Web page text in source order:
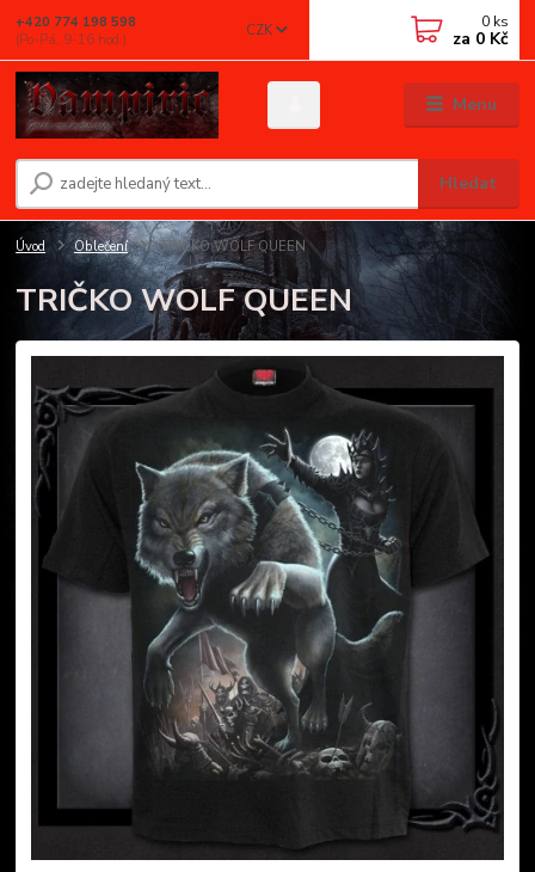
Menu
CZK
Hledat
+420 774 198 598
(Po-Pá, 9-16 hod.)
0 ks
za 0 Kč
Úvod Oblečení TRIČKO WOLF QUEEN
TRIČKO WOLF QUEEN